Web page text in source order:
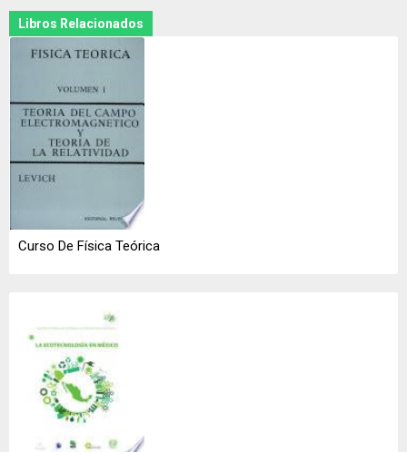
Libros Relacionados
Curso De Física Teórica